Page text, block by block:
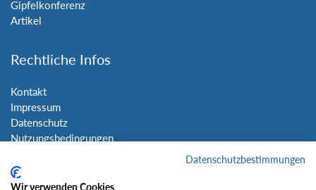
Gipfelkonferenz
Artikel
Rechtliche Infos
Kontakt
Impressum
Datenschutz
Nutzungsbedingungen
Datenschutzbestimmungen
Wir verwenden Cookies